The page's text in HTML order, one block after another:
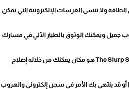
ولا تنسى الغرسات الإلكترونية التي يمكن
جميل ويمكنك الوثوق بالطيار الآلي في مسارك
يوجد مكان يمكنك الاسترخاء فيه والاستحمام وطلب الوجبات المفضلة لديك من The Slurp Shop هو مكان يمكنك من خلاله إصلاح
قد ينتهي بك الأمر في سجن إلكتروني والهروب